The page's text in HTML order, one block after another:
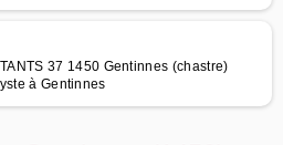
37 1450 Gentinnes (chastre)
à Gentinnes